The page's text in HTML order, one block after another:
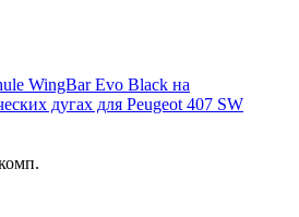
WingBar Evo Black на
дугах для Peugeot 407 SW